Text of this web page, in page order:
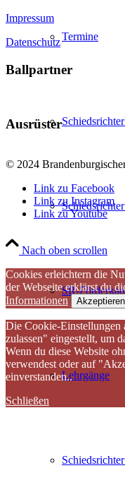
Termine
SR-
Lehrgänge
Impressum
Datenschutz
Ballpartner
Ausrüster
© 2024
Link zu Facebook
Link zu Instagram
Link zu Youtube
Nach oben scrollen
Cookies erleichtern die
der Webseite erklärst du
Informationen
Akzeptieren
Die Cookie-Einstellungen
zulassen" eingestellt, um
Wenn du diese Website
verwendest oder auf
einverstanden..
Schließen